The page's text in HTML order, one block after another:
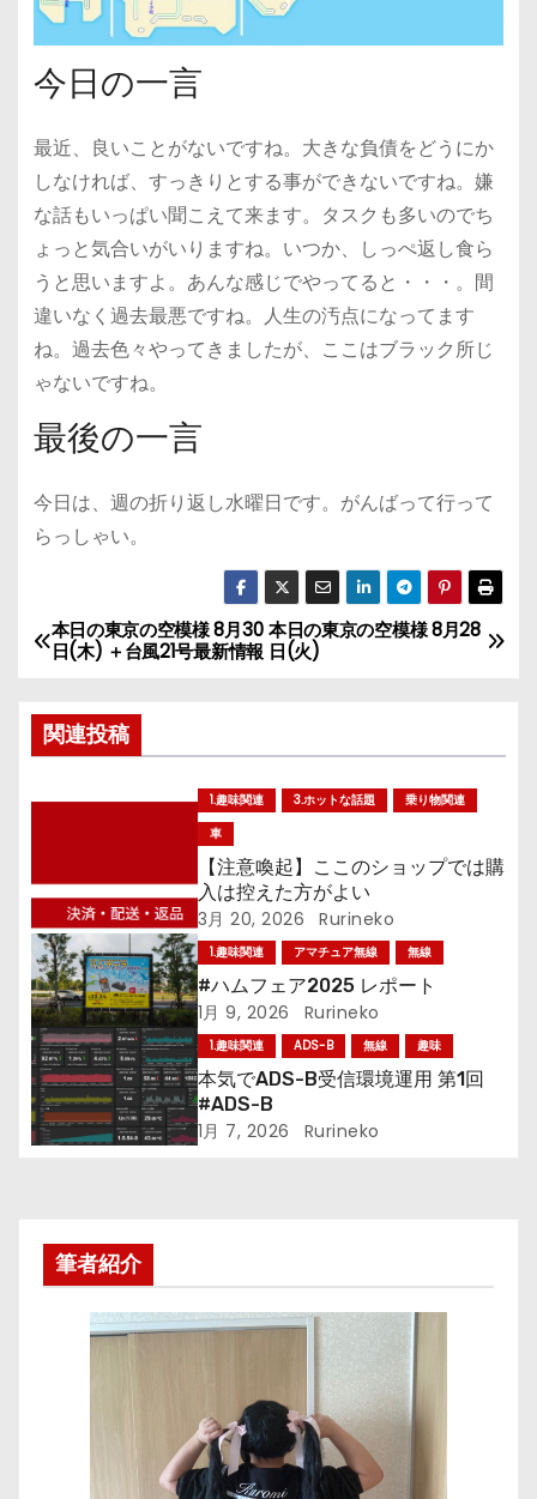
今日の一言
最近、良いことがないですね。大きな負債をどうにか
しなければ、すっきりとする事ができないですね。嫌
な話もいっぱい聞こえて来ます。タスクも多いのでち
ょっと気合いがいりますね。いつか、しっぺ返し食ら
うと思いますよ。あんな感じでやってると・・・。間
違いなく過去最悪ですね。人生の汚点になってます
ね。過去色々やってきましたが、ここはブラック所じ
ゃないですね。
最後の一言
今日は、週の折り返し水曜日です。がんばって行って
らっしゃい。
投
ナ
ビ
ー
シ
ョ
ン
本日の東京の空模様 8月28
日(火)
本日の東京の空模様 8月30
日(木) ＋台風21号最新情報
関連投稿
1.趣味関連 3.ホットな話題
乗り物関連
車
【注意喚起】ここのショップでは購
入は控えた方がよい
3月 20, 2026 Rurineko
1.趣味関連 アマチュア無線 無線
#ハムフェア2025 レポート
1月 9, 2026 Rurineko
1.趣味関連 ADS-B 無線 趣味
本気でADS-B受信環境運用 第1回
#ADS-B
1月 7, 2026 Rurineko
筆者紹介